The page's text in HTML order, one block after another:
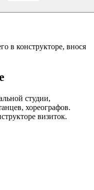
в конструкторе, внося
студии,
хореографов.
визиток.